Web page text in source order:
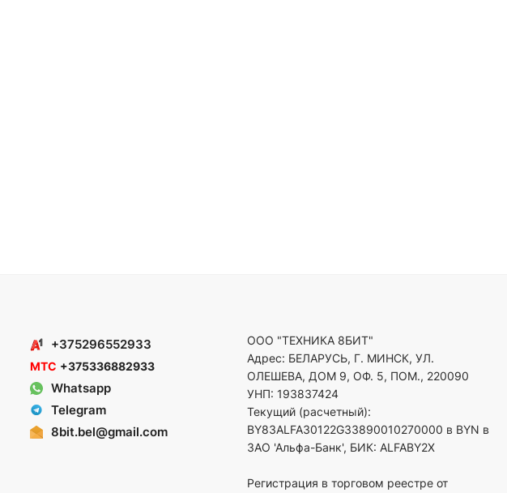
+375296552933
МТС +375336882933
Whatsapp
Telegram
8bit.bel@gmail.com
ООО "ТЕХНИКА 8БИТ"
Адрес: БЕЛАРУСЬ, Г. МИНСК, УЛ.
ОЛЕШЕВА, ДОМ 9, ОФ. 5, ПОМ., 220090
УНП: 193837424
Текущий (расчетный):
BY83ALFA30122G33890010270000 в BYN в
ЗАО 'Альфа-Банк', БИК: ALFABY2X
Регистрация в торговом реестре от